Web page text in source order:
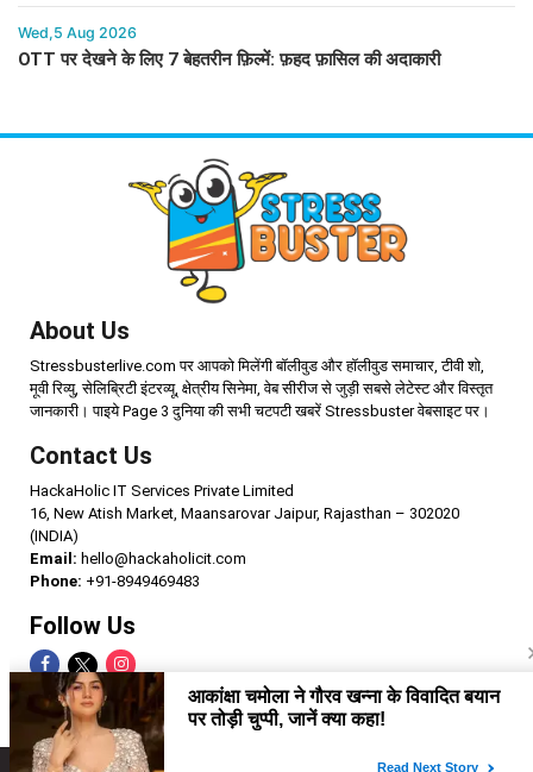
Wed,5 Aug 2026
OTT पर देखने के लिए 7 बेहतरीन फ़िल्में: फ़हद फ़ासिल की अदाकारी
About Us
Stressbusterlive.com पर आपको मिलेंगी बॉलीवुड और हॉलीवुड समाचार, टीवी शो,
मूवी रिव्यु, सेलिब्रिटी इंटरव्यू, क्षेत्रीय सिनेमा, वेब सीरीज से जुड़ी सबसे लेटेस्ट और विस्तृत
जानकारी। पाइये Page 3 दुनिया की सभी चटपटी खबरें Stressbuster वेबसाइट पर।
Contact Us
HackaHolic IT Services Private Limited
16, New Atish Market, Maansarovar Jaipur, Rajasthan – 302020
(INDIA)
Email: hello@hackaholicit.com
Phone: +91-8949469483
Follow Us